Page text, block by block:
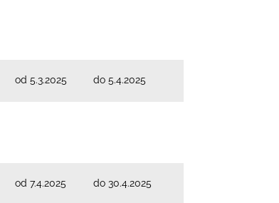
od 5.3.2025 do 5.4.2025
od 7.4.2025 do 30.4.2025